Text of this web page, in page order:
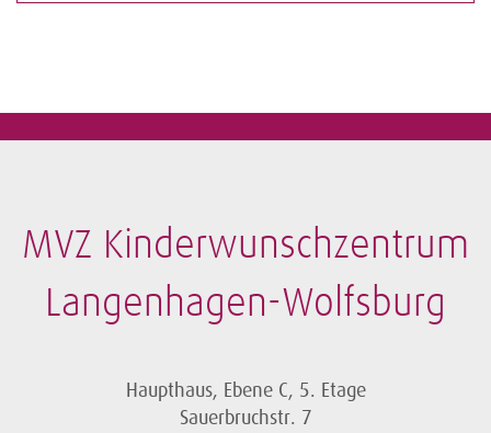
MVZ Kinderwunschzentrum
Langenhagen-Wolfsburg
Haupthaus, Ebene C, 5. Etage
Sauerbruchstr. 7